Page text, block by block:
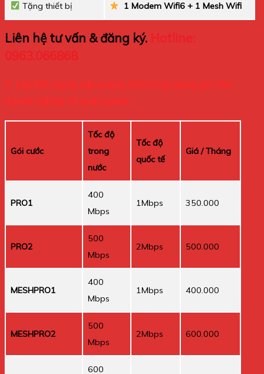
Tặng thiết bị 1 Modem Wifi6 + 1 Mesh Wifi
Liên hệ tư vấn & đăng ký.
Hotline:
0963.066868
2. Lắp đặt mạng cáp quang Viettel áp dụng gói cho
doanh nghiệp và quán game:
Gói cước
Tốc độ
trong
nước
Tốc độ
quốc tế
Giá / Tháng
PRO1
400
Mbps
1Mbps 350.000
PRO2
500
Mbps
2Mbps 500.000
MESHPRO1
400
Mbps
1Mbps 400.000
MESHPRO2
500
Mbps
2Mbps 600.000
600